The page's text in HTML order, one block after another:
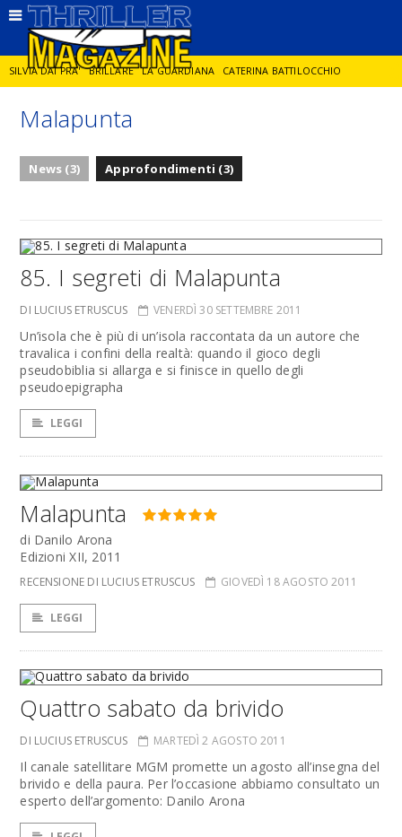
SILVIA DAI PRA' BRILLARE LA GUARDIANA CATERINA BATTILOCCHIO
JORGE DIAZ LA SPIA DELITTO IN CORNICE
Malapunta
News (3) Approfondimenti (3)
85. I segreti di Malapunta
DI LUCIUS ETRUSCUS VENERDÌ 30 SETTEMBRE 2011
Un’isola che è più di un’isola raccontata da un autore che
travalica i confini della realtà: quando il gioco degli
pseudobiblia si allarga e si finisce in quello degli
pseudoepigrapha
LEGGI
Malapunta
di Danilo Arona
Edizioni XII, 2011
RECENSIONE DI LUCIUS ETRUSCUS GIOVEDÌ 18 AGOSTO 2011
LEGGI
Quattro sabato da brivido
DI LUCIUS ETRUSCUS MARTEDÌ 2 AGOSTO 2011
Il canale satellitare MGM promette un agosto all’insegna del
brivido e della paura. Per l’occasione abbiamo consultato un
esperto dell’argomento: Danilo Arona